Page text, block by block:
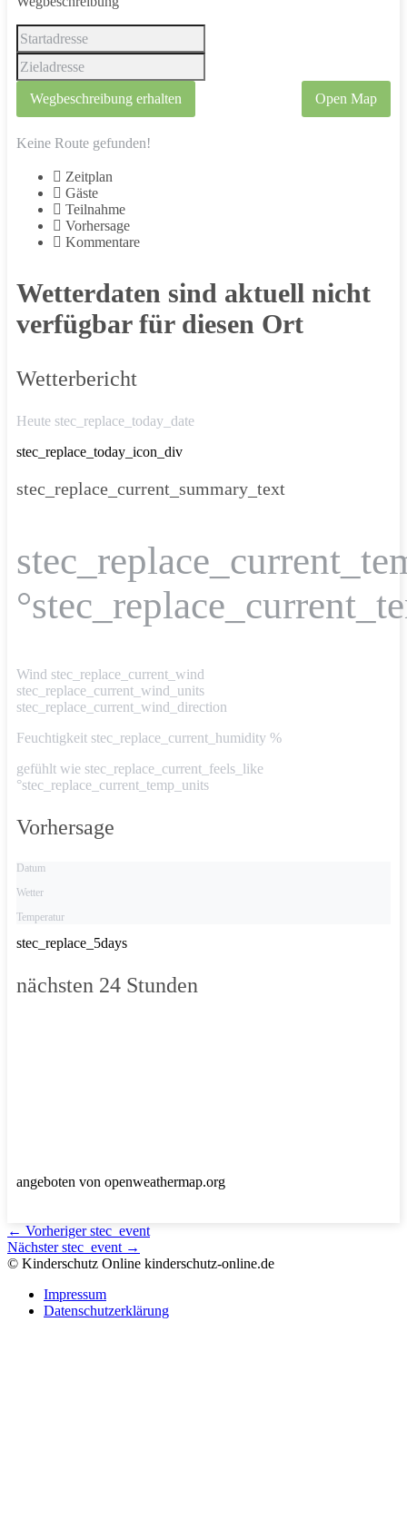
Wegbeschreibung erhalten Open Map
Keine Route gefunden!
Zeitplan
Gäste
Teilnahme
Vorhersage
Kommentare
Wetterdaten sind aktuell nicht
verfügbar für diesen Ort
Wetterbericht
Heute stec_replace_today_date
stec_replace_today_icon_div
stec_replace_current_summary_text
Wind stec_replace_current_wind
stec_replace_current_wind_units
stec_replace_current_wind_direction
Feuchtigkeit stec_replace_current_humidity %
gefühlt wie stec_replace_current_feels_like
°stec_replace_current_temp_units
Vorhersage
Datum
Wetter
Temperatur
stec_replace_5days
nächsten 24 Stunden
angeboten von openweathermap.org
← Vorheriger stec_event
Nächster stec_event →
© Kinderschutz Online kinderschutz-online.de
Impressum
Datenschutzerklärung